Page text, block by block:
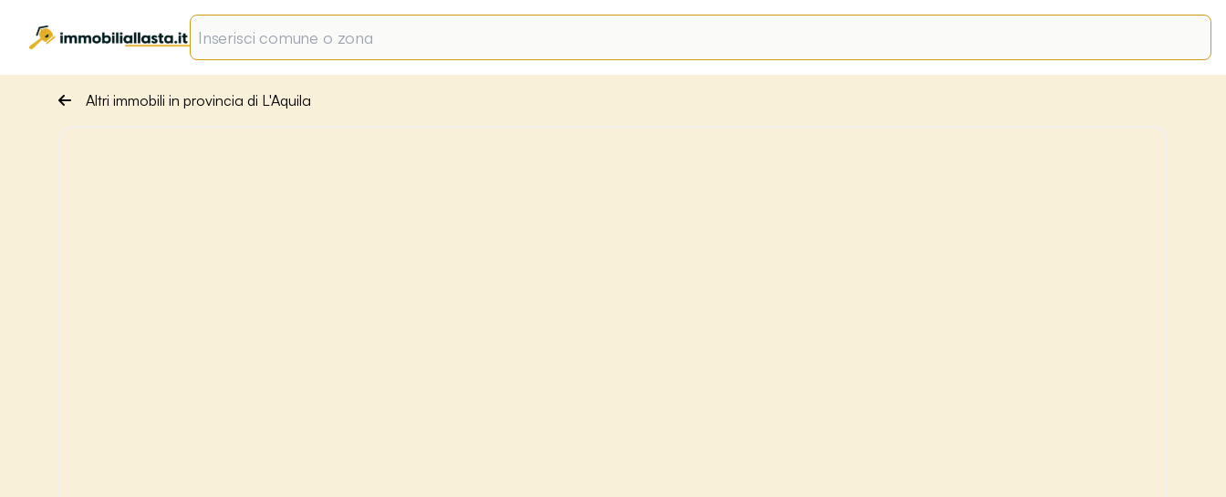
Altri immobili in provincia di L'Aquila